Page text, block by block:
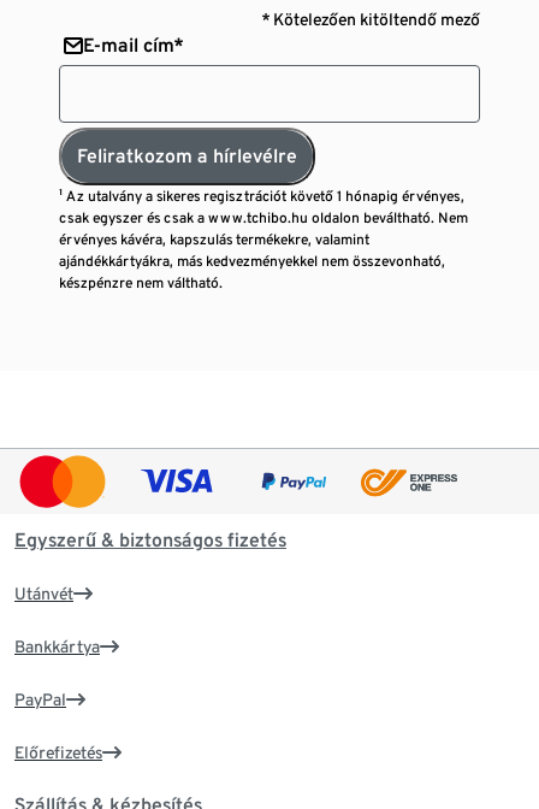
* Kötelezően kitöltendő mező
E-mail cím*
Feliratkozom a hírlevélre
¹ Az utalvány a sikeres regisztrációt követő 1 hónapig érvényes,
csak egyszer és csak a www.tchibo.hu oldalon beváltható. Nem
érvényes kávéra, kapszulás termékekre, valamint
ajándékkártyákra, más kedvezményekkel nem összevonható,
készpénzre nem váltható.
Egyszerű & biztonságos fizetés
Utánvét
Bankkártya
PayPal
Előrefizetés
Szállítás & kézbesítés